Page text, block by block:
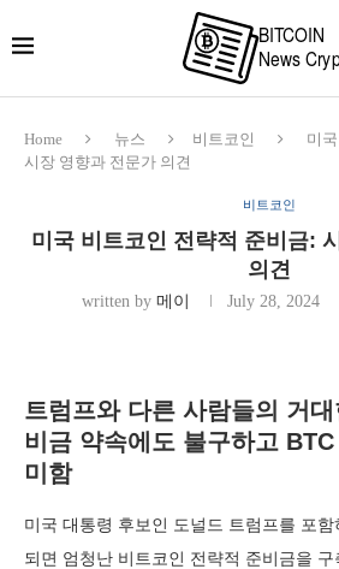
Home 뉴스 비트코인
미
시장 영향과 전문가 의견
비트코인
미국 비트코인 전략적 준비금:
의견
written by 메이 July 28, 2024
트럼프와 다른 사람들의 거
비금 약속에도 불구하고 BTC
미함
미국 대통령 후보인 도널드 트럼프를 포
되면 엄청난 비트코인 전략적 준비금을 구